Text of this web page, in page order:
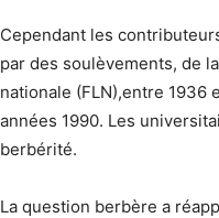
Cependant les
par des soulèvements, de
nationale (FLN),entre 1936
années 1990. Les
berbérité.
La question berbère a